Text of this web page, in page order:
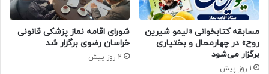
مسابقه کتابخوانی «لیمو شیرین
روح» در چهارمحال و بختیاری
برگزار می‌شود
1 روز پیش
شورای اقامه نماز پزشکی قانونی
خراسان رضوی برگزار شد
2 روز پیش